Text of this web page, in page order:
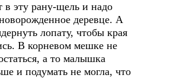
в эту рану-щель и надо
деревце. А
лопату, чтобы края
В корневом мешке не
а то малышка
и подумать не могла, что